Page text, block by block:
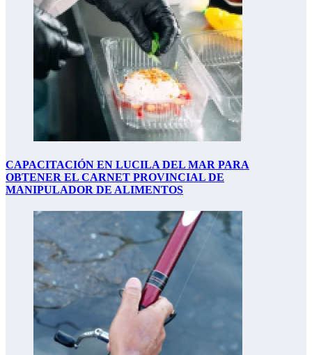
CAPACITACIÓN EN LUCILA DEL MAR PARA
OBTENER EL CARNET PROVINCIAL DE
MANIPULADOR DE ALIMENTOS